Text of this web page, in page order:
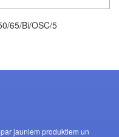
65/Bi/OSC/5
jauniem produktiem un